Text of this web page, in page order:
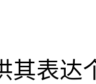
其表达